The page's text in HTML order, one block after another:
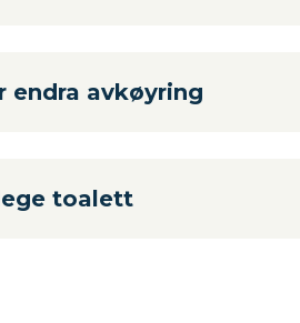
endra avkøyring
toalett